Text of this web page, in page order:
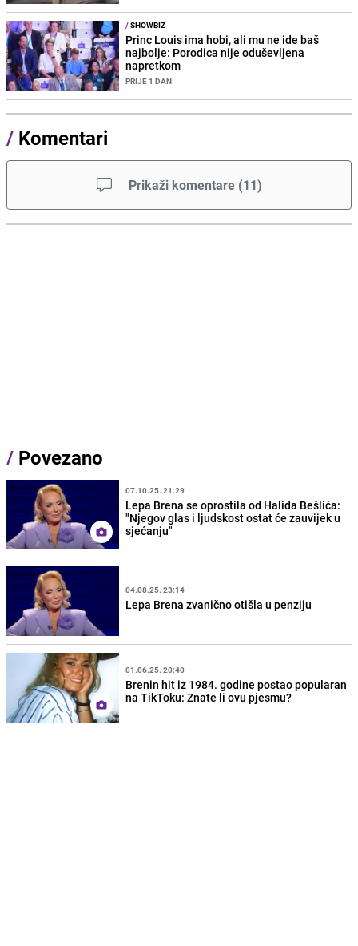
/SHOWBIZ
Princ Louis ima hobi, ali mu ne ide baš
najbolje: Porodica nije oduševljena
napretkom
PRIJE 1 DAN
/ Komentari
Prikaži komentare (11)
/ Povezano
07.10.25. 21:29
Lepa Brena se oprostila od Halida Bešlića:
"Njegov glas i ljudskost ostat će zauvijek u
sjećanju"
04.08.25. 23:14
Lepa Brena zvanično otišla u penziju
01.06.25. 20:40
Brenin hit iz 1984. godine postao popularan
na TikToku: Znate li ovu pjesmu?